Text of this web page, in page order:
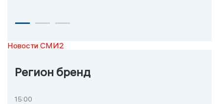
Новости СМИ2
Регион бренд
15:00